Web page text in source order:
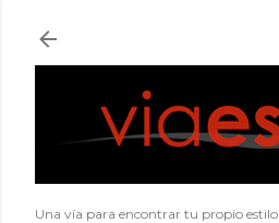
Una vía para encontrar tu propio estilo